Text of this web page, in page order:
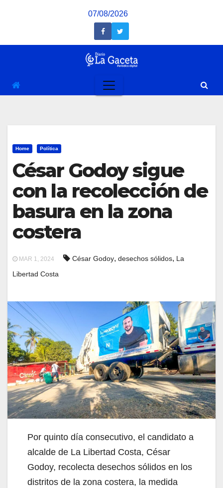
07/08/2026
Home Política
César Godoy sigue
con la recolección de
basura en la zona
costera
MAR 1, 2024 César Godoy, desechos sólidos, La
Libertad Costa
Por quinto día consecutivo, el candidato a
alcalde de La Libertad Costa, César
Godoy, recolecta desechos sólidos en los
distritos de la zona costera, la medida